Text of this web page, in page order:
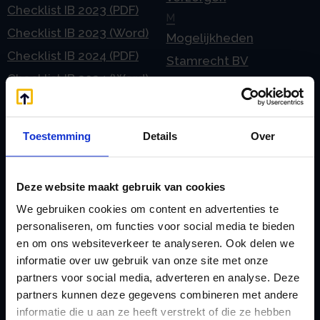
Toestemming Details Over
Deze website maakt gebruik van cookies
We gebruiken cookies om content en advertenties te
personaliseren, om functies voor social media te bieden
en om ons websiteverkeer te analyseren. Ook delen we
informatie over uw gebruik van onze site met onze
partners voor social media, adverteren en analyse. Deze
partners kunnen deze gegevens combineren met andere
informatie die u aan ze heeft verstrekt of die ze hebben
Checklist IB 2023 (PDF)
Checklist IB 2023 (Word)
Checklist IB 2024 (PDF)
Checklist IB 2024 (Word)
Checklist IB 2025 (PDF)
eHerkenning voor uw
Stamrecht BV
Emigratie
Emigratie Pensioen BV
Fiscale waardering
M
Mogelijkheden
Stamrecht BV
Stamrecht BV
Oprichten BV door
StamrechtBV.com
Overdracht vanuit
banksparen
Overgang naar